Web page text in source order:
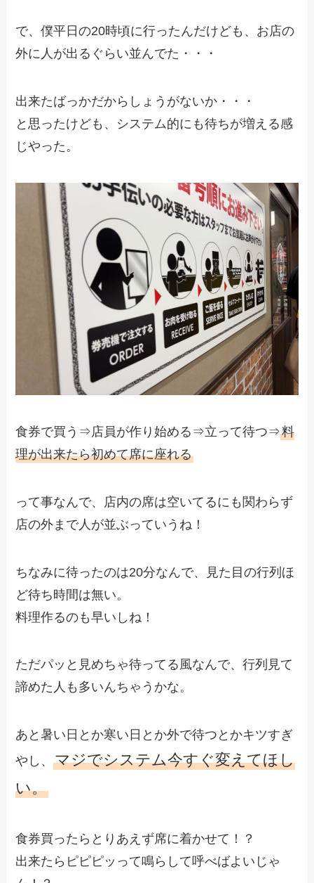
で、僕平日の20時頃に行ったんだけども、お店の
外に人が出るぐらい並んでた・・・
出来たばっかだからしょうがないか・・・
と思ったけども、システム的にも待ちが増える感
じやった。
食券で買う⇒店員が作り始める⇒立って待つ⇒料
理が出来たら初めて席に座れる
って事なんで、店内の席は空いてるにも関わらず
店の外まで人が並ぶっていうね！
ちなみに待ったのは20分なんで、見た目の行列ほ
ど待ち時間は無い。
料理作るのも早いしね！
ただパッと見めちゃ待ってる風なんで、行列見て
諦めた人も多いんちゃうかな。
あと暑い日とか寒い日とか外で待つとかキツすぎ
やし、マジでシステム今すぐ変えてほし
い。
食券買ったらとりあえず席に着かせて！？
出来たらピピピッって鳴らして呼べばよいじゃ